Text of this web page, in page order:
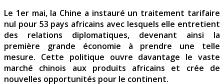
Le 1er mai, la Chine a instauré un traitement tarifaire
nul pour 53 pays africains avec lesquels elle entretient
des relations diplomatiques, devenant ainsi la
première grande économie à prendre une telle
mesure. Cette politique ouvre davantage le vaste
marché chinois aux produits africains et crée de
nouvelles opportunités pour le continent.